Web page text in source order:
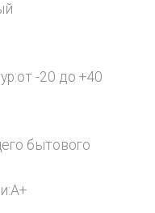
-20 до +40
бытового